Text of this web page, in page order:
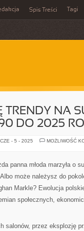
Spis Treści Tagi
TRENDY NA
DO 2025
- 5 - 2025
MOŻLIWOŚĆ
panna młoda marzyła o
może należysz do
Markle? Ewolucja
społecznych,
salonów, przez eksplozję